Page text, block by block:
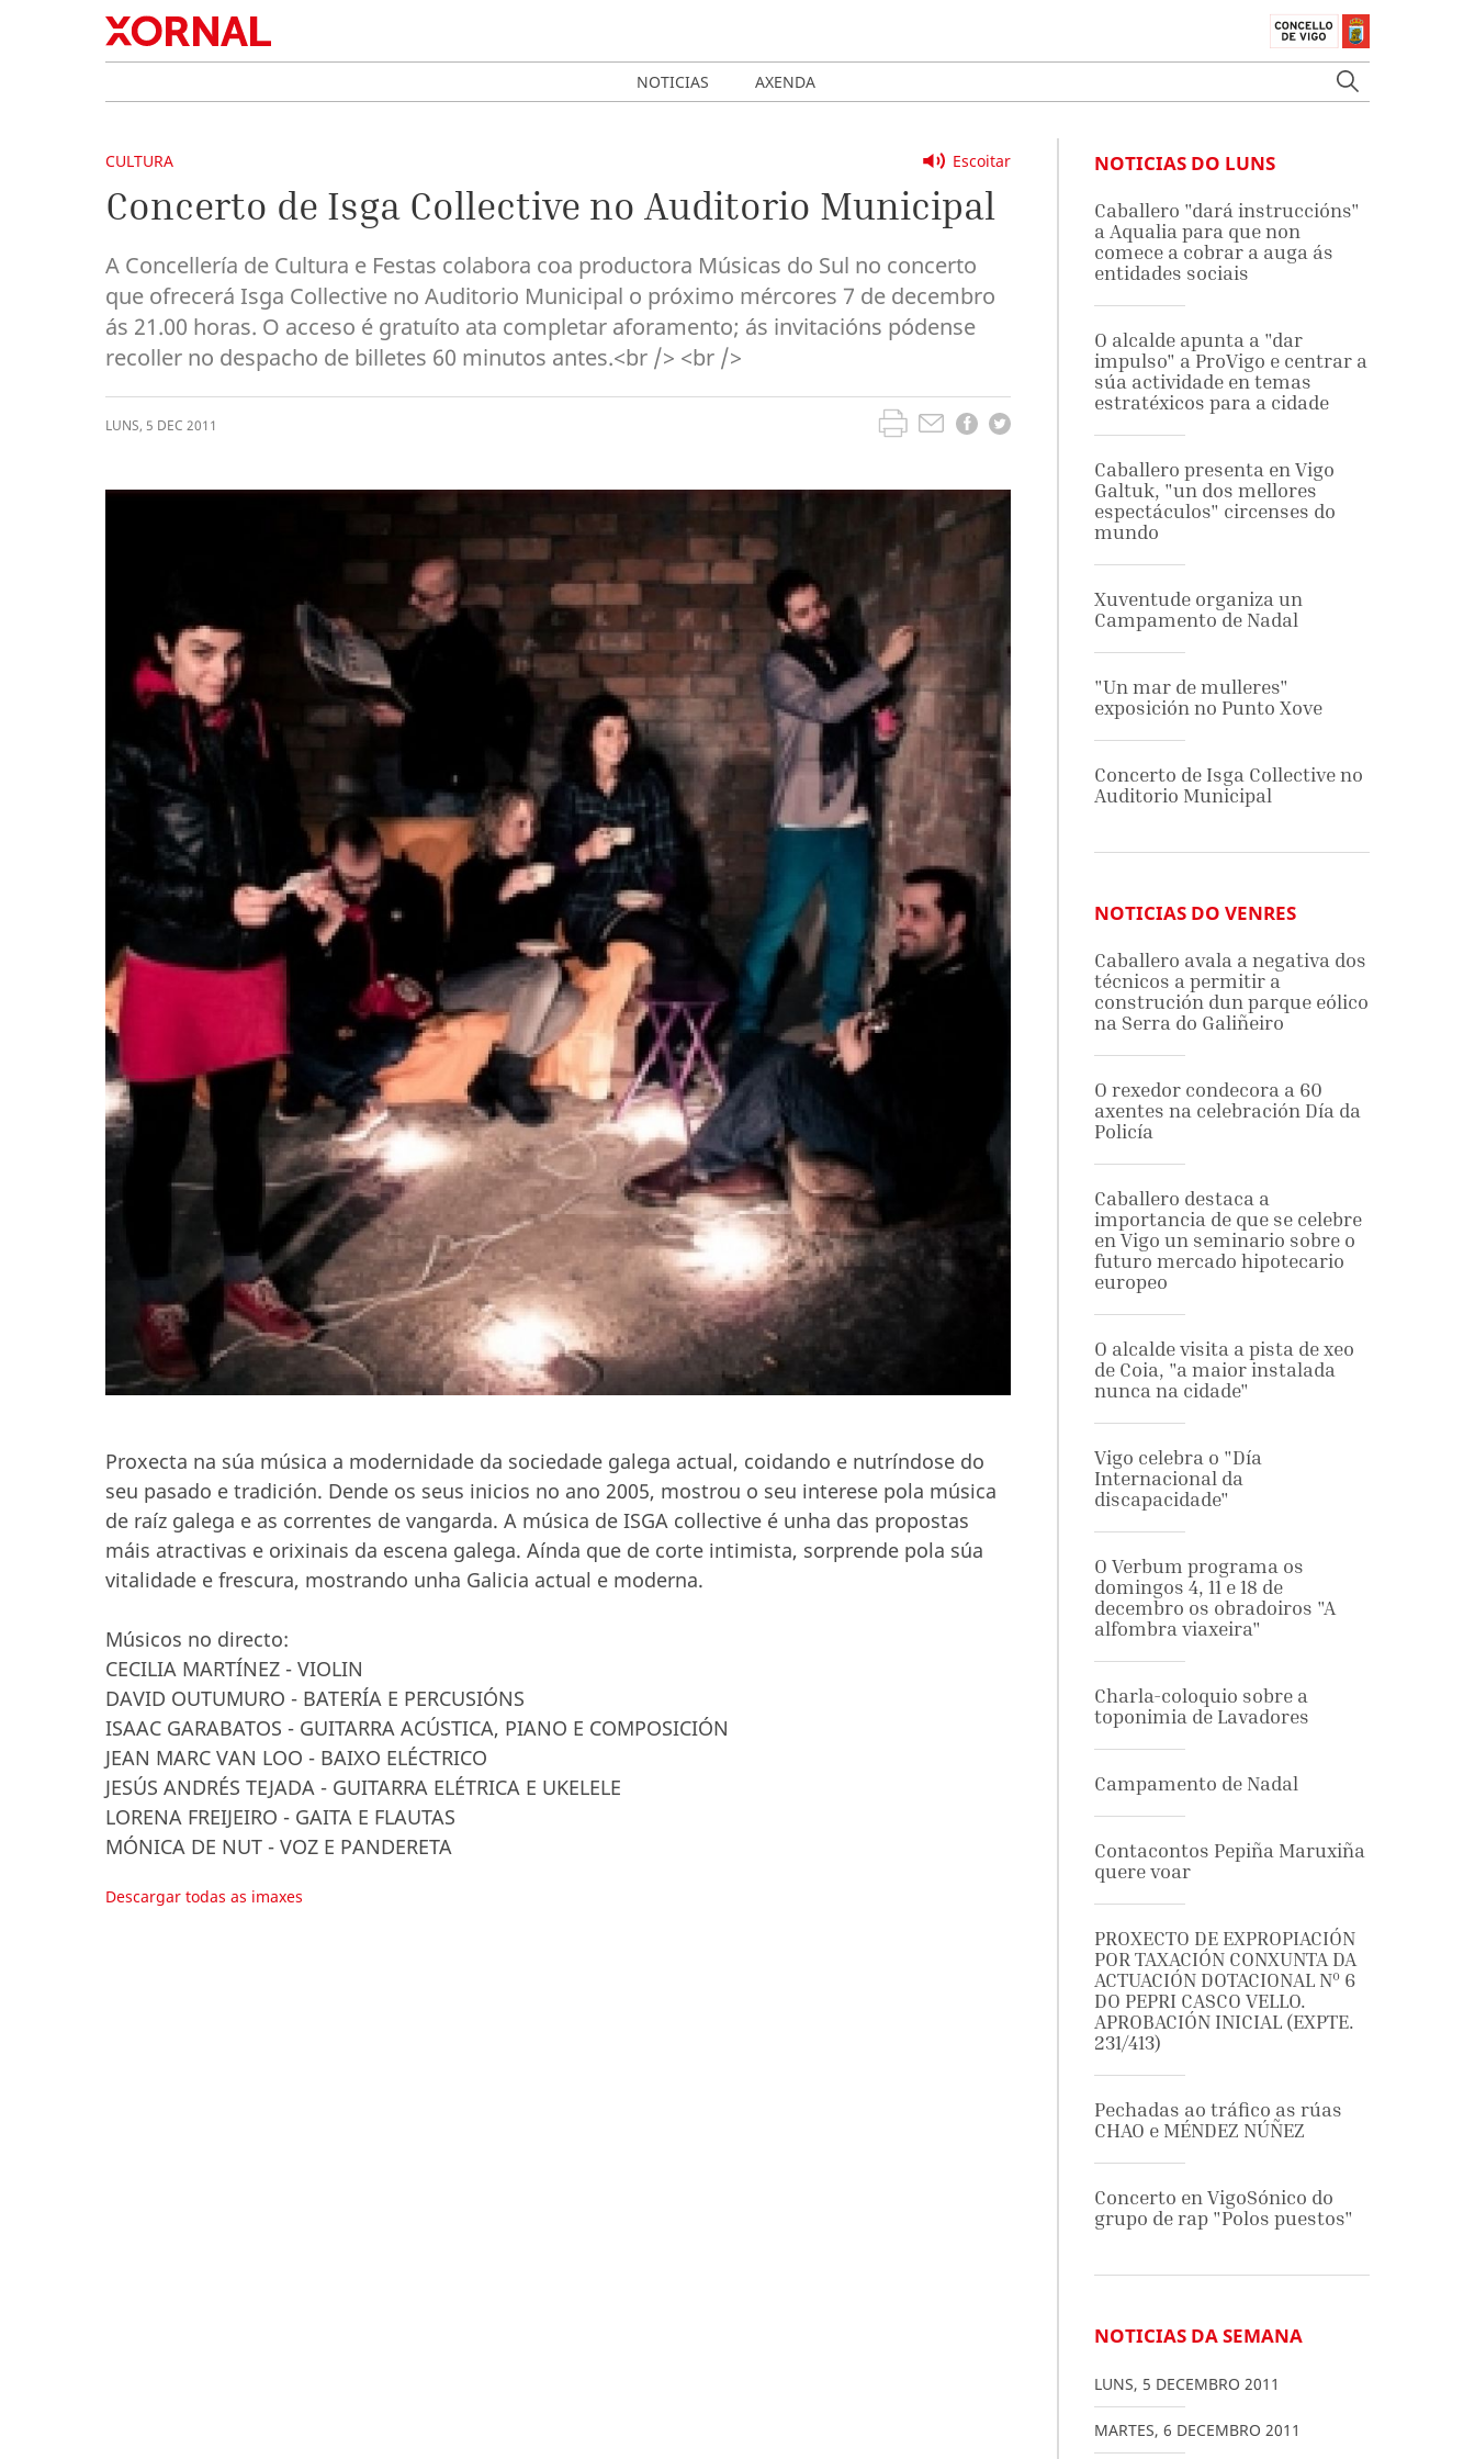
NOTICIAS AXENDA
Escoitar
CULTURA
Concerto de Isga Collective no Auditorio Municipal
A Concellería de Cultura e Festas colabora coa productora Músicas do Sul no concerto
que ofrecerá Isga Collective no Auditorio Municipal o próximo mércores 7 de decembro
ás 21.00 horas. O acceso é gratuíto ata completar aforamento; ás invitacións pódense
recoller no despacho de billetes 60 minutos antes.<br /> <br />
LUNS, 5 DEC 2011
Proxecta na súa música a modernidade da sociedade galega actual, coidando e nutríndose do
seu pasado e tradición. Dende os seus inicios no ano 2005, mostrou o seu interese pola música
de raíz galega e as correntes de vangarda. A música de ISGA collective é unha das propostas
máis atractivas e orixinais da escena galega. Aínda que de corte intimista, sorprende pola súa
vitalidade e frescura, mostrando unha Galicia actual e moderna.
Músicos no directo:
CECILIA MARTÍNEZ - VIOLIN
DAVID OUTUMURO - BATERÍA E PERCUSIÓNS
ISAAC GARABATOS - GUITARRA ACÚSTICA, PIANO E COMPOSICIÓN
JEAN MARC VAN LOO - BAIXO ELÉCTRICO
JESÚS ANDRÉS TEJADA - GUITARRA ELÉTRICA E UKELELE
LORENA FREIJEIRO - GAITA E FLAUTAS
MÓNICA DE NUT - VOZ E PANDERETA
Descargar todas as imaxes
NOTICIAS DO LUNS
Caballero "dará instruccións"
a Aqualia para que non
comece a cobrar a auga ás
entidades sociais
O alcalde apunta a "dar
impulso" a ProVigo e centrar a
súa actividade en temas
estratéxicos para a cidade
Caballero presenta en Vigo
Galtuk, "un dos mellores
espectáculos" circenses do
mundo
Xuventude organiza un
Campamento de Nadal
"Un mar de mulleres"
exposición no Punto Xove
Concerto de Isga Collective no
Auditorio Municipal
NOTICIAS DO VENRES
Caballero avala a negativa dos
técnicos a permitir a
construción dun parque eólico
na Serra do Galiñeiro
O rexedor condecora a 60
axentes na celebración Día da
Policía
Caballero destaca a
importancia de que se celebre
en Vigo un seminario sobre o
futuro mercado hipotecario
europeo
O alcalde visita a pista de xeo
de Coia, "a maior instalada
nunca na cidade"
Vigo celebra o "Día
Internacional da
discapacidade"
O Verbum programa os
domingos 4, 11 e 18 de
decembro os obradoiros "A
alfombra viaxeira"
Charla-coloquio sobre a
toponimia de Lavadores
Campamento de Nadal
Contacontos Pepiña Maruxiña
quere voar
PROXECTO DE EXPROPIACIÓN
POR TAXACIÓN CONXUNTA DA
ACTUACIÓN DOTACIONAL Nº 6
DO PEPRI CASCO VELLO.
APROBACIÓN INICIAL (EXPTE.
231/413)
Pechadas ao tráfico as rúas
CHAO e MÉNDEZ NÚÑEZ
Concerto en VigoSónico do
grupo de rap "Polos puestos"
NOTICIAS DA SEMANA
LUNS, 5 DECEMBRO 2011
MARTES, 6 DECEMBRO 2011